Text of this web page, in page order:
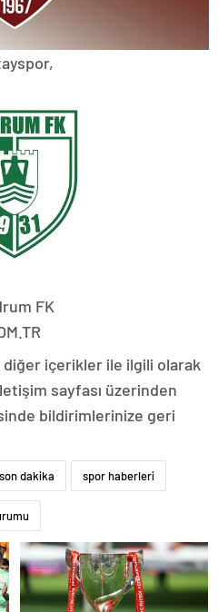
FK
diğer içerikler ile ilgili olarak
sayfası üzerinden
bildirimlerinize geri
son dakika spor haberleri